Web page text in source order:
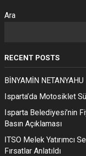
Ara
RECENT POSTS
BİNYAMİN
Isparta’da Motosiklet
Isparta Belediyesi’nin
Basın Açıklaması
ITSO Melek Yatırımcı
Fırsatlar Anlatıldı